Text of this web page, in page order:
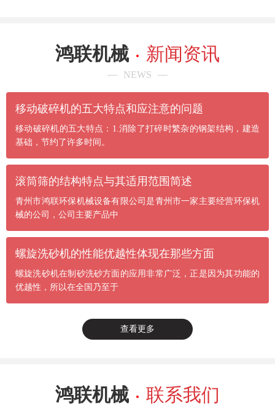
鸿联机械 新闻资讯
NEWS
​移动破碎机的五大特点和应注意的问题
移动破碎机的五大特点：1.消除了打碎时繁杂的钢架结构，建造
基础，节约了许多时间。
滚筒筛的结构特点与其适用范围简述
青州市鸿联环保机械设备有限公司是青州市一家主要经营环保机
械的公司，公司主要产品中
螺旋洗砂机的性能优越性体现在那些方面
螺旋洗砂机在制砂洗砂方面的应用非常广泛，正是因为其功能的
优越性，所以在全国乃至于
查看更多
鸿联机械 联系我们